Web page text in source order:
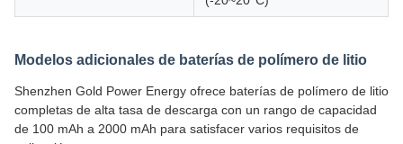
Modelos adicionales de baterías de polímero de litio
Shenzhen Gold Power Energy ofrece baterías de polímero de litio
completas de alta tasa de descarga con un rango de capacidad
de 100 mAh a 2000 mAh para satisfacer varios requisitos de